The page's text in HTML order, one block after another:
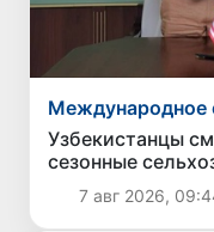
Международное
Узбекистанцы
сезонные
программе H-2A
7 авг 2026,